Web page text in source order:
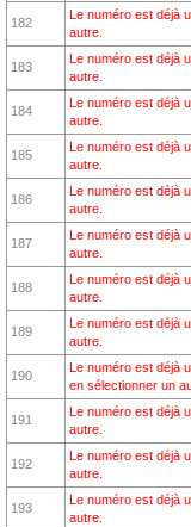
182
Le numéro est déjà
autre.
183
Le numéro est déjà
autre.
184
Le numéro est déjà
autre.
185
Le numéro est déjà
autre.
186
Le numéro est déjà
autre.
187
Le numéro est déjà
autre.
188
Le numéro est déjà
autre.
189
Le numéro est déjà
autre.
190
Le numéro est déjà
en sélectionner un
191
Le numéro est déjà
autre.
192
Le numéro est déjà
autre.
193
Le numéro est déjà
autre.